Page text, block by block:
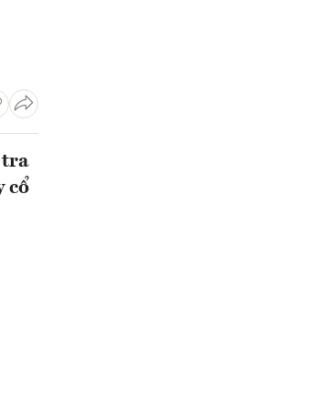
tra
cổ